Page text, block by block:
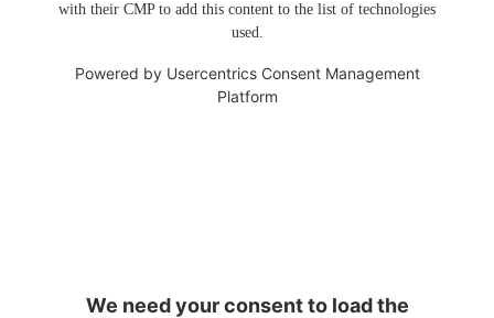
with their CMP to add this content to the list of technologies
used.
Powered by Usercentrics Consent Management
Platform
We need your consent to load the